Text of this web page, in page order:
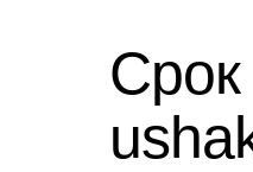
Срок